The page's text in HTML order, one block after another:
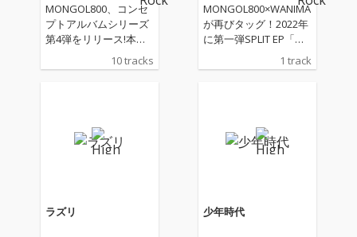
MONGOL800、コンセ
プトアルバムシリーズ
第4弾をリリース!本作
はWEST.へ楽曲提供し
た「SOUTH WEST BEA
AMA YUZO』へ提供し
た「いつまでも君を」
井上陽水「少年時
代」、Hi-STANDARD
10 tracks
MONGOL800×WANIMA
が再びタッグ！2022年
に第一弾SPLIT EP「愛
彌々」を発売したMON
GOL800×WANIMAの約
1 track
ラズリ 少年時代